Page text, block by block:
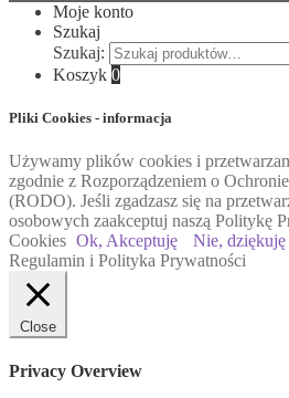
Moje konto
Szukaj
Szukaj:
Koszyk 0
Pliki Cookies - informacja
Używamy plików cookies i
zgodnie z Rozporządzeniem o
(RODO). Jeśli zgadzasz się na
osobowych zaakceptuj naszą Politykę
Cookies Ok, Akceptuję Nie, dziękuję
Regulamin i Polityka Prywatności
Close
Privacy Overview